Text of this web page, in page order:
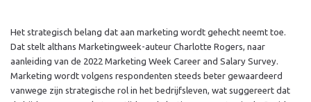
Het strategisch belang dat aan marketing wordt gehecht neemt toe.
Dat stelt althans Marketingweek-auteur Charlotte Rogers, naar
aanleiding van de 2022 Marketing Week Career and Salary Survey.
Marketing wordt volgens respondenten steeds beter gewaardeerd
vanwege zijn strategische rol in het bedrijfsleven, wat suggereert dat